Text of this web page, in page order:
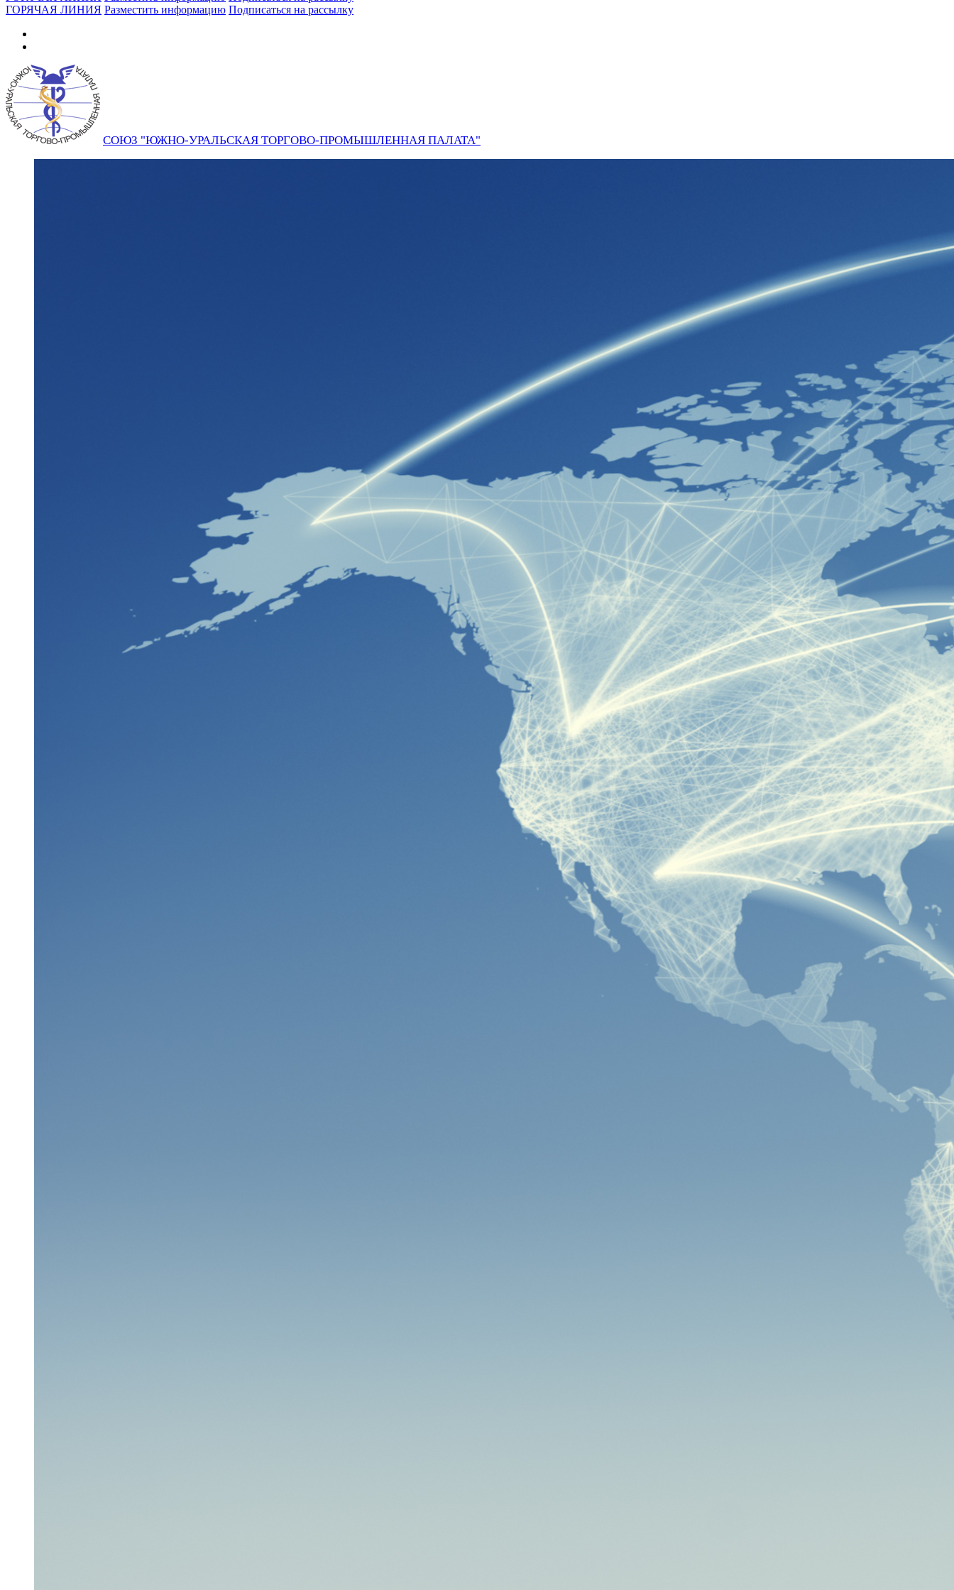
ГОРЯЧАЯ ЛИНИЯ Разместить информацию Подписаться на рассылку
СОЮЗ "ЮЖНО-УРАЛЬСКАЯ ТОРГОВО-ПРОМЫШЛЕННАЯ ПАЛАТА"